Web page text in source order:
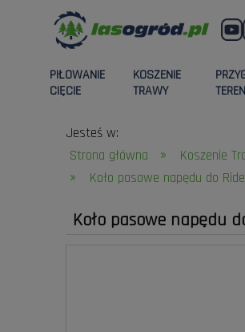
PIŁOWANIE
CIĘCIE
KOSZENIE
TRAWY
Jesteś w:
Strona główna
» Koszenie
» Koło pasowe napędu do
Koło pasowe napędu